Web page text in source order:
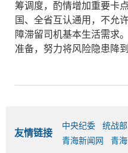
筹调度，酌情增加重要卡
国、全省互认通用，不允
障滞留司机基本生活需求
准备，努力将风险隐患降
友情链接
中央纪委 统战部
青海新闻网
青